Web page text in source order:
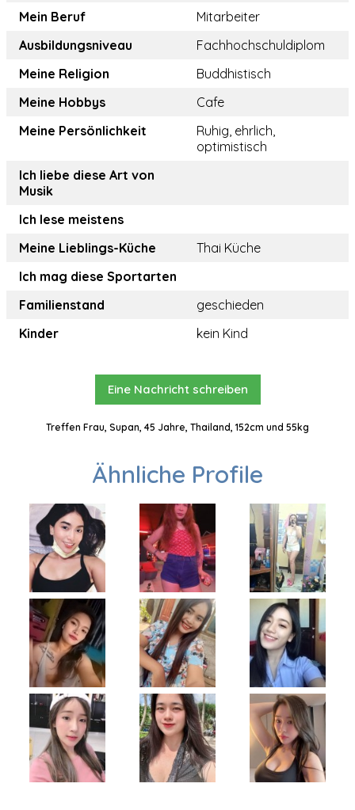
Mein Beruf
Mitarbeiter
Ausbildungsniveau
Fachhochschuldiplom
Meine Religion
Buddhistisch
Meine Hobbys
Cafe
Meine Persönlichkeit
Ruhig, ehrlich,
optimistisch
Ich liebe diese Art von
Musik
Ich lese meistens
Meine Lieblings-Küche
Thai Küche
Ich mag diese Sportarten
Familienstand
geschieden
Kinder
kein Kind
Eine Nachricht schreiben
Treffen Frau, Supan, 45 Jahre, Thailand, 152cm und 55kg
Ähnliche Profile